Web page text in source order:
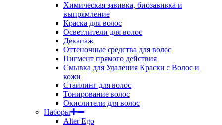
Химическая завивка, биозавивка и
выпрямление
Краска для волос
Осветлители для волос
Декапаж
Оттеночные средства для волос
Пигмент прямого действия
Смывка для Удаления Краски с Волос и
кожи
Стайлинг для волос
Тонирование волос
Окислители для волос
Наборы
Alter Ego